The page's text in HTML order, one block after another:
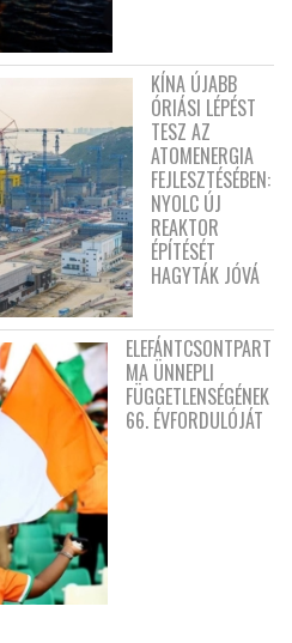
KÍNA ÚJABB
ÓRIÁSI LÉPÉST
TESZ AZ
ATOMENERGIA
FEJLESZTÉSÉBEN:
NYOLC ÚJ
REAKTOR
ÉPÍTÉSÉT
HAGYTÁK JÓVÁ
ELEFÁNTCSONTPART
MA ÜNNEPLI
FÜGGETLENSÉGÉNEK
66. ÉVFORDULÓJÁT